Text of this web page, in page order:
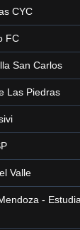
CYC
FC
San Carlos
Las Piedras
Valle
-